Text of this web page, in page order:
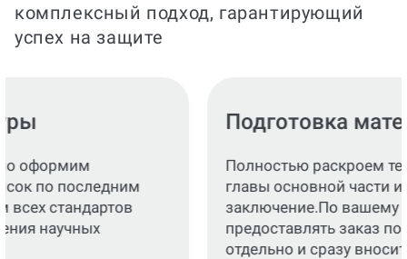
комплексный подход, гарантирующий
успех на защите
Подготовка материала
Полностью раскроем тему: введение,
главы основной части и итоговое
заключение.По вашему запросу будем
предоставлять заказ по каждой главе
отдельно и сразу вносить исправления.